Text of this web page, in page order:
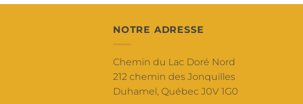
NOTRE ADRESSE
Chemin du Lac Doré Nord
212 chemin des Jonquilles
Duhamel, Québec J0V 1G0